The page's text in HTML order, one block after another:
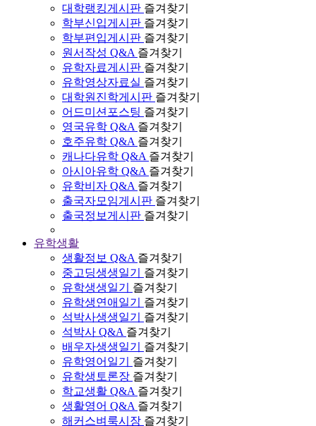
대학랭킹게시판 즐겨찾기
학부신입게시판 즐겨찾기
학부편입게시판 즐겨찾기
원서작성 Q&A 즐겨찾기
유학자료게시판 즐겨찾기
유학영상자료실 즐겨찾기
대학원진학게시판 즐겨찾기
어드미션포스팅 즐겨찾기
영국유학 Q&A 즐겨찾기
호주유학 Q&A 즐겨찾기
캐나다유학 Q&A 즐겨찾기
아시아유학 Q&A 즐겨찾기
유학비자 Q&A 즐겨찾기
출국자모임게시판 즐겨찾기
출국정보게시판 즐겨찾기
유학생활
생활정보 Q&A 즐겨찾기
중고딩생생일기
즐겨찾기
유학생생일기
즐겨찾기
유학생연애일기
즐겨찾기
석박사생생일기
즐겨찾기
석박사 Q&A 즐겨찾기
배우자생생일기
즐겨찾기
유학영어일기
즐겨찾기
유학생토론장 즐겨찾기
학교생활 Q&A 즐겨찾기
생활영어 Q&A 즐겨찾기
해커스벼룩시장 즐겨찾기